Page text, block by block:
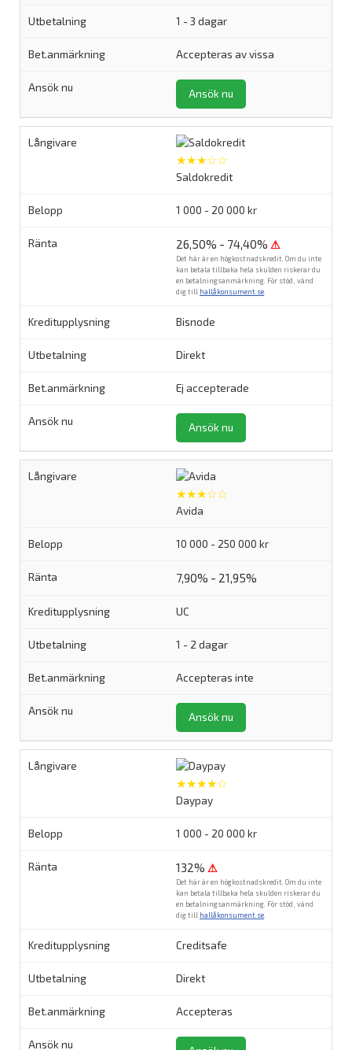
1 - 3 dagar
Accepteras av vissa
Ansök nu
★★★☆☆
Saldokredit
1 000 - 20 000 kr
26,50% - 74,40% ⚠
Det här är en högkostnadskredit. Om du inte
kan betala tillbaka hela skulden riskerar du
en betalningsanmärkning. För stöd, vänd
dig till hallåkonsument.se
Bisnode
Direkt
Ej accepterade
Ansök nu
★★★☆☆
Avida
10 000 - 250 000 kr
7,90% - 21,95%
UC
1 - 2 dagar
Accepteras inte
Ansök nu
★★★★☆
Daypay
1 000 - 20 000 kr
132% ⚠
Det här är en högkostnadskredit. Om du inte
kan betala tillbaka hela skulden riskerar du
en betalningsanmärkning. För stöd, vänd
dig till hallåkonsument.se
Creditsafe
Direkt
Accepteras